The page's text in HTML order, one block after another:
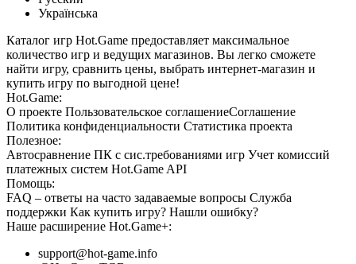
Українська
Каталог игр Hot.Game предоставляет максимальное
количество игр и ведущих магазинов. Вы легко сможете
найти игру, сравнить цены, выбрать интернет-магазин и
купить игру по выгодной цене!
Hot.Game:
О проекте Пользовательское соглашениеСоглашение
Политика конфиденциальности Статистика проекта
Полезное:
Автосравнение ПК с сис.требованиями игр Учет комиссий
платежных систем Hot.Game API
Помощь:
FAQ – ответы на часто задаваемые вопросы Служба
поддержки Как купить игру? Нашли ошибку?
Наше расширение Hot.Game+:
support@hot-game.info